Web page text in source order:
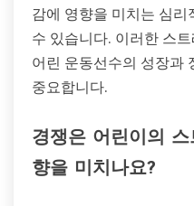
감에 영향을 미치는 심
수 있습니다. 이러한 스
어린 운동선수의 성장과
중요합니다.
경쟁은 어린이의
향을 미치나요?